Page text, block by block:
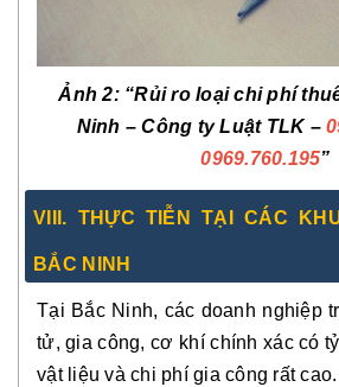
Ảnh 2: “Rủi ro loại chi phí
Ninh – Công ty Luật TLK –
0969.760.195”
VIII. THỰC TIỄN TẠI CÁC
BẮC NINH
Tại Bắc Ninh, các doanh nghiệp
tử, gia công, cơ khí chính xác có
vật liệu và chi phí gia công rất cao.